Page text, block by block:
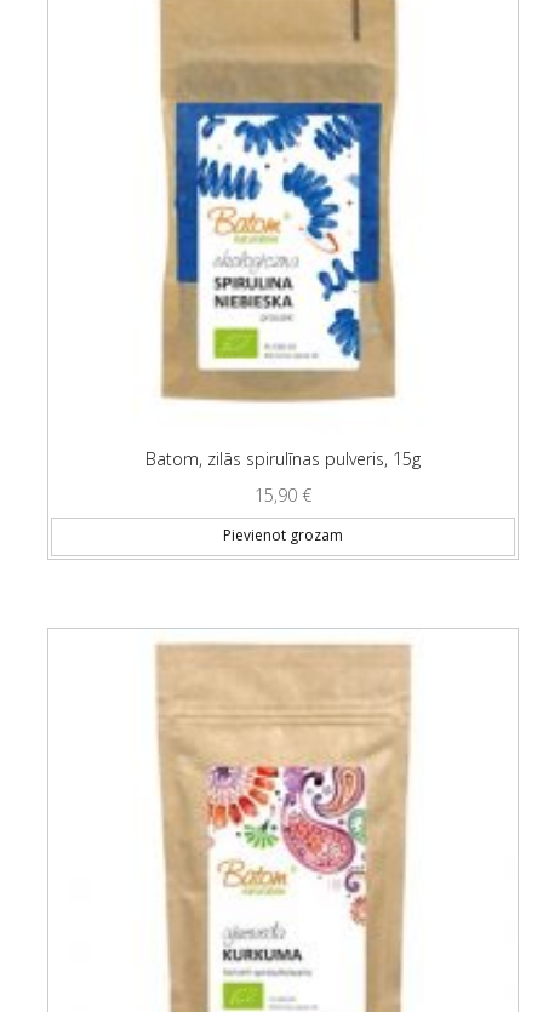
Batom, zilās spirulīnas pulveris, 15g
15,90 €
Pievienot grozam